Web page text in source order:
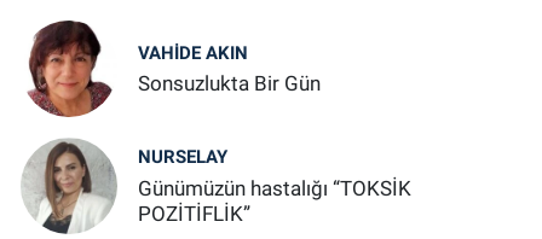
VAHIDE AKIN
Sonsuzlukta Bir Gün
NURSELAY
Günümüzün hastalığı “TOKSİK
POZİTİFLİK”